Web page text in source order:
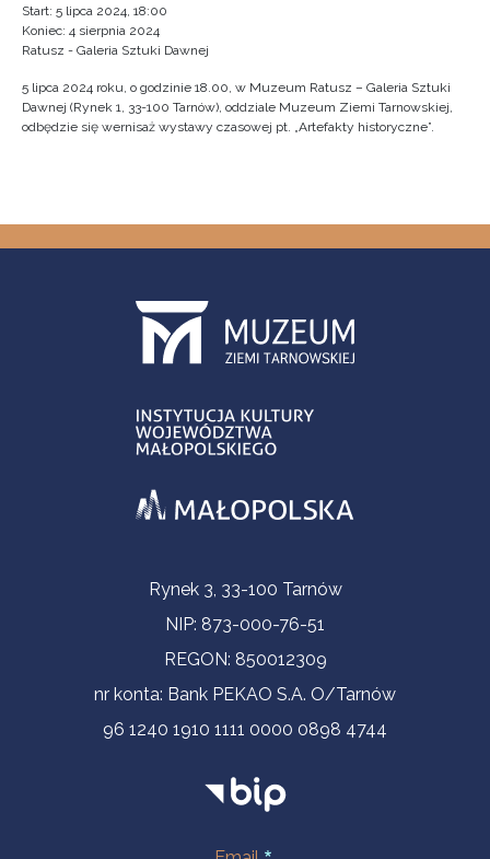
Start: 5 lipca 2024, 18:00
Koniec: 4 sierpnia 2024
Ratusz - Galeria Sztuki Dawnej
5 lipca 2024 roku, o godzinie 18.00, w Muzeum Ratusz – Galeria Sztuki
Dawnej (Rynek 1, 33-100 Tarnów), oddziale Muzeum Ziemi Tarnowskiej,
odbędzie się wernisaż wystawy czasowej pt. „Artefakty historyczne”.
Informacje kontaktoweRynek 3, 33-100 Tarnów
NIP: 873-000-76-51
REGON: 850012309
nr konta: Bank PEKAO S.A. O/Tarnów
96 1240 1910 1111 0000 0898 4744